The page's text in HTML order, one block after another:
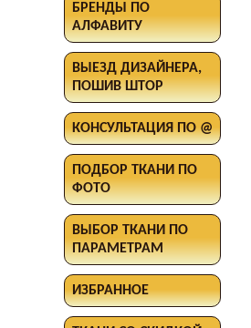
БРЕНДЫ ПО
АЛФАВИТУ
ВЫЕЗД ДИЗАЙНЕРА,
ПОШИВ ШТОР
КОНСУЛЬТАЦИЯ ПО @
ПОДБОР ТКАНИ ПО
ФОТО
ВЫБОР ТКАНИ ПО
ПАРАМЕТРАМ
ИЗБРАННОЕ